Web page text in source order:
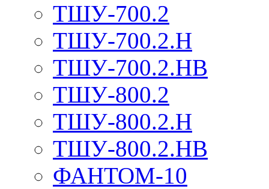
ТШУ-700.2
ТШУ-700.2.Н
ТШУ-700.2.НВ
ТШУ-800.2
ТШУ-800.2.Н
ТШУ-800.2.НВ
ФАНТОМ-10